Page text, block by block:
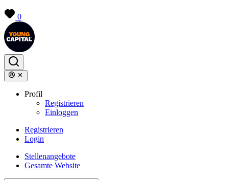
0
Profil
Registrieren
Einloggen
Registrieren
Login
Stellenangebote
Gesamte Website